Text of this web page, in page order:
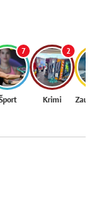
7 2
Krimi